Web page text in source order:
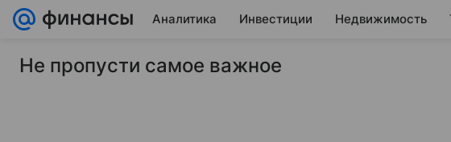
Аналитика Инвестиции Недвижимость
6 февраля 2026 Финансы Mail
Не пропусти самое важное